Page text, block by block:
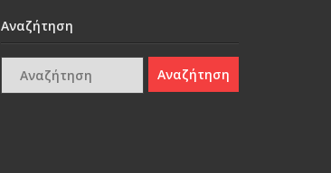
Αναζήτηση